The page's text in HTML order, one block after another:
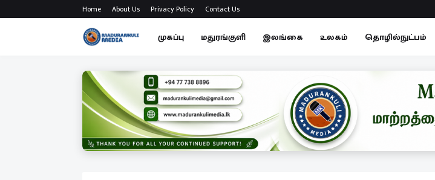
Home About Us Privacy Policy Contact Us
முகப்பு மதுரங்குளி இலங்கை உலகம் தொழில்நுட்பம்